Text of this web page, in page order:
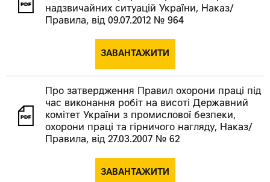
надзвичайних ситуацій України, Наказ/
Правила, від 09.07.2012 № 964
ЗАВАНТАЖИТИ
Про затвердження Правил охорони праці під
час виконання робіт на висоті Державний
комітет України з промислової безпеки,
охорони праці та гірничого нагляду, Наказ/
Правила, від 27.03.2007 № 62
ЗАВАНТАЖИТИ